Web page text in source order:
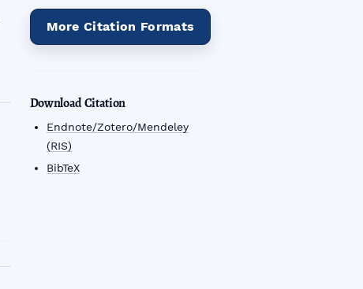
More Citation Formats
Download Citation
Endnote/Zotero/Mendeley
(RIS)
BibTeX